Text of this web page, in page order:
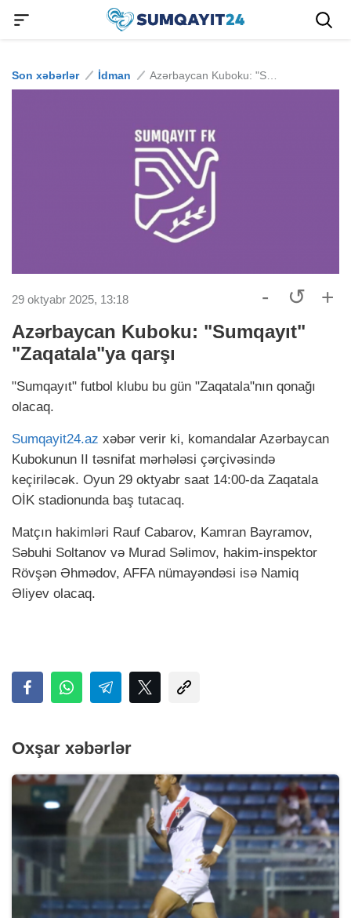
Son xəbərlər İdman
29 oktyabr 2025, 13:18 - ↺ +
Azərbaycan Kuboku: "Sumqayıt"
"Zaqatala"ya qarşı
"Sumqayıt" futbol klubu bu gün "Zaqatala"nın qonağı
olacaq.
Sumqayit24.az xəbər verir ki, komandalar Azərbaycan
Kubokunun II təsnifat mərhələsi çərçivəsində
keçiriləcək. Oyun 29 oktyabr saat 14:00-da Zaqatala
OİK stadionunda baş tutacaq.
Matçın hakimləri Rauf Cabarov, Kamran Bayramov,
Səbuhi Soltanov və Murad Səlimov, hakim-inspektor
Rövşən Əhmədov, AFFA nümayəndəsi isə Namiq
Əliyev olacaq.
Oxşar xəbərlər